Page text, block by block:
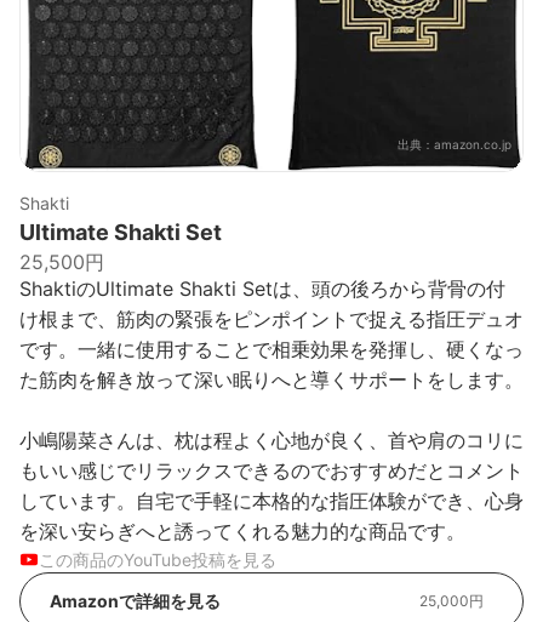
出典： amazon.co.jp
Shakti
Ultimate Shakti Set
25,500円
ShaktiのUltimate Shakti Setは、頭の後ろから背骨の付
け根まで、筋肉の緊張をピンポイントで捉える指圧デュオ
です。一緒に使用することで相乗効果を発揮し、硬くなっ
た筋肉を解き放って深い眠りへと導くサポートをします。
小嶋陽菜さんは、枕は程よく心地が良く、首や肩のコリに
もいい感じでリラックスできるのでおすすめだとコメント
しています。自宅で手軽に本格的な指圧体験ができ、心身
を深い安らぎへと誘ってくれる魅力的な商品です。
この商品のYouTube投稿を見る
Amazonで詳細を見る 25,000円